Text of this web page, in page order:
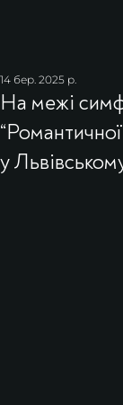
На межі
у
14 бер. 2025 р.